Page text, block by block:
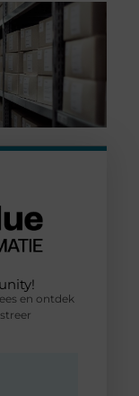
en ontdek